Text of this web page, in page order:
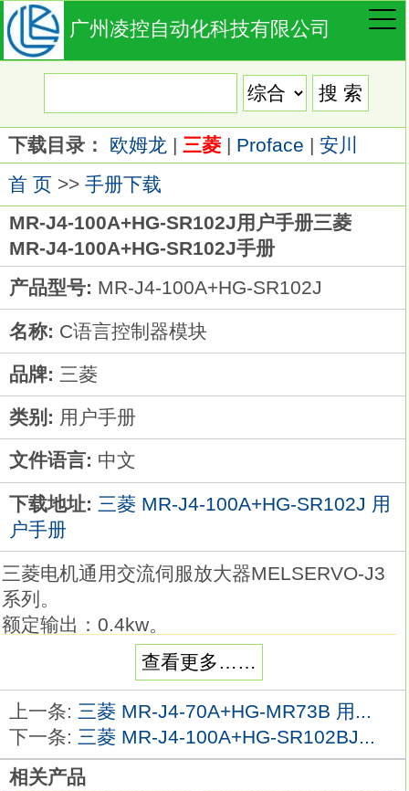
广州凌控自动化科技有限公司
下载目录： 欧姆龙 | 三菱| Proface | 安川
首 页>> 手册下载
MR-J4-100A+HG-SR102J用户手册三菱
MR-J4-100A+HG-SR102J手册
产品型号: MR-J4-100A+HG-SR102J
名称: C语言控制器模块
品牌: 三菱
类别: 用户手册
文件语言: 中文
下载地址: 三菱 MR-J4-100A+HG-SR102J 用
户手册
三菱电机通用交流伺服放大器MELSERVO-J3
系列。
额定输出：0.4kw。
接口类型：SSCNETⅢ光纤通讯型。
特殊规格：适用于直线伺服电机型。
电源规格：单相AC200V。
更为先进的实时自动调谐通过设定响应值，
包括位置增益和速度增益在内的所有增益都可
自动调整。
查看更多……
上一条: 三菱 MR-J4-70A+HG-MR73B 用...
下一条: 三菱 MR-J4-100A+HG-SR102BJ...
相关产品